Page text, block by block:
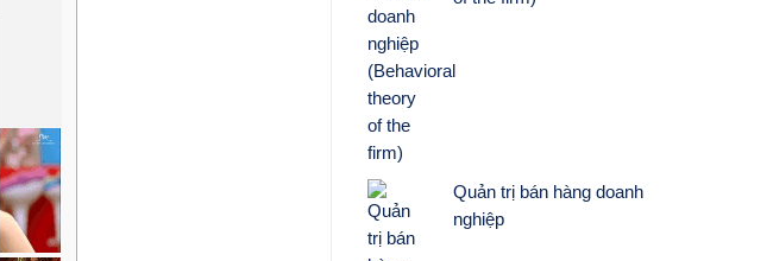
Quản trị bán hàng doanh
nghiệp